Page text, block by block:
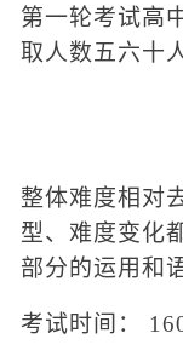
第一轮考试高
取人数五六十
整体难度相对
型、难度变化
部分的运用和
考试时间：